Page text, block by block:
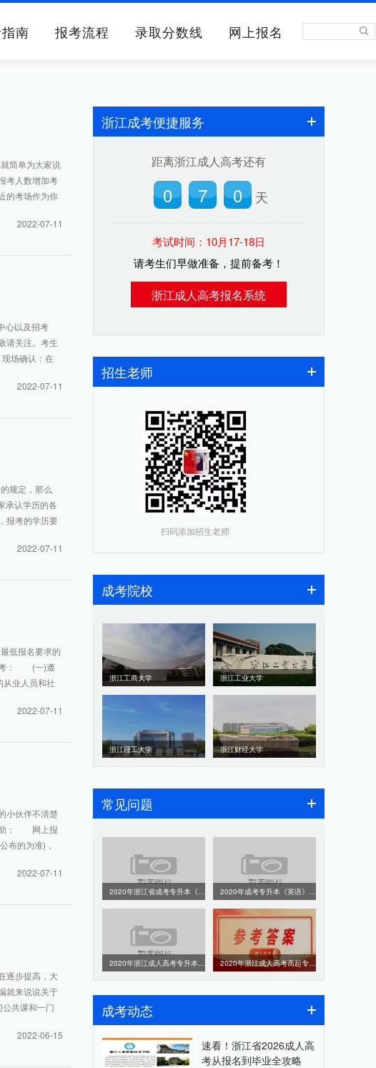
南 报考流程 录取分数线 网上报名
简单为大家说
考人数增加考
的考场作为你
2022-07-11
心以及招考
请关注。考生
场确认：在
2022-07-11
规定，那么
认学历的各
考的学历要
2022-07-11
低报名要求的
考： (一)遵
业人员和社
2022-07-11
小伙伴不清楚
助： 网上报
布的为准)，
2022-07-11
逐步提高，大
就来说说关于
共课和一门
2022-06-15
浙江成考便捷服务
距离浙江成人高考还有
0 7 0 天
考试时间：10月17-18日
请考生们早做准备，提前备考！
浙江成人高考报名系统
招生老师
扫码添加招生老师
成考院校
浙江工商大学 浙江工业大学
浙江理工大学 浙江财经大学
常见问题
2020年浙江省成考专升本《政治》真题及答案解析 2020年成考专升本《英语》真题及答案解析
2020年浙江成人高考专升本《英语》参考答案（考生回忆版本） 2020年浙江成人高考高起专《语文》参考答案（考生回忆版）
成考动态
速看！浙江省2026成人高
考从报名到毕业全攻略